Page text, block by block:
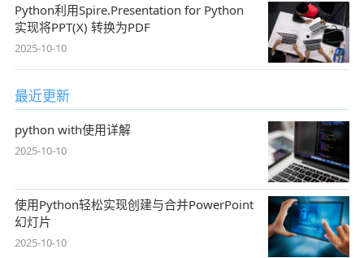
Python利用Spire.Presentation for Python
实现将PPT(X) 转换为PDF
2025-10-10
最近更新
python with使用详解
2025-10-10
使用Python轻松实现创建与合并PowerPoint
幻灯片
2025-10-10